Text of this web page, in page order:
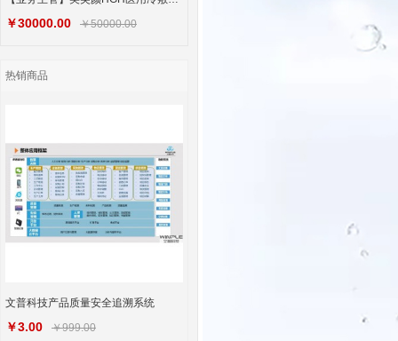
￥30000.00 ￥50000.00
热销商品
文普科技产品质量安全追溯系统
￥3.00 ￥999.00